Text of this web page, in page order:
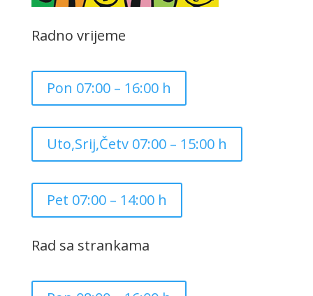
Radno vrijeme
Pon 07:00 – 16:00 h
Uto,Srij,Četv 07:00 – 15:00 h
Pet 07:00 – 14:00 h
Rad sa strankama